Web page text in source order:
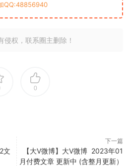
QQ:48856940
侵权，联系圈主删除！
0
文
下一篇
【大V微博】大V微博 2023年01
月付费文章 更新中 (含整月更新）